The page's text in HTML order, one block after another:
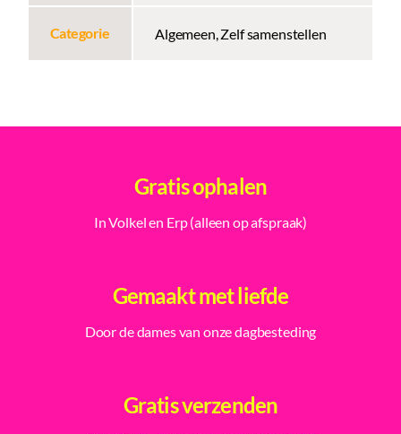
Categorie Algemeen, Zelf samenstellen
Gratis ophalen
In Volkel en Erp (alleen op afspraak)
Gemaakt met liefde
Door de dames van onze dagbesteding
Gratis verzenden